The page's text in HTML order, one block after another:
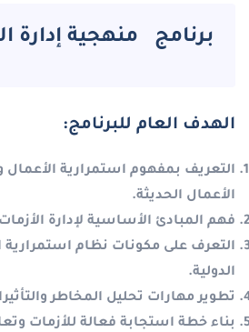
برنامج منهجية إدارة
الهدف العام للبرنامج:
التعريف بمفهوم استمرارية الأعمال
الأعمال الحديثة.
فهم المبادئ الأساسية لإدارة
التعرف على مكونات نظام استمرارية
الدولية.
تطوير مهارات تحليل المخاطر
بناء خطة استجابة فعالة للأزمات